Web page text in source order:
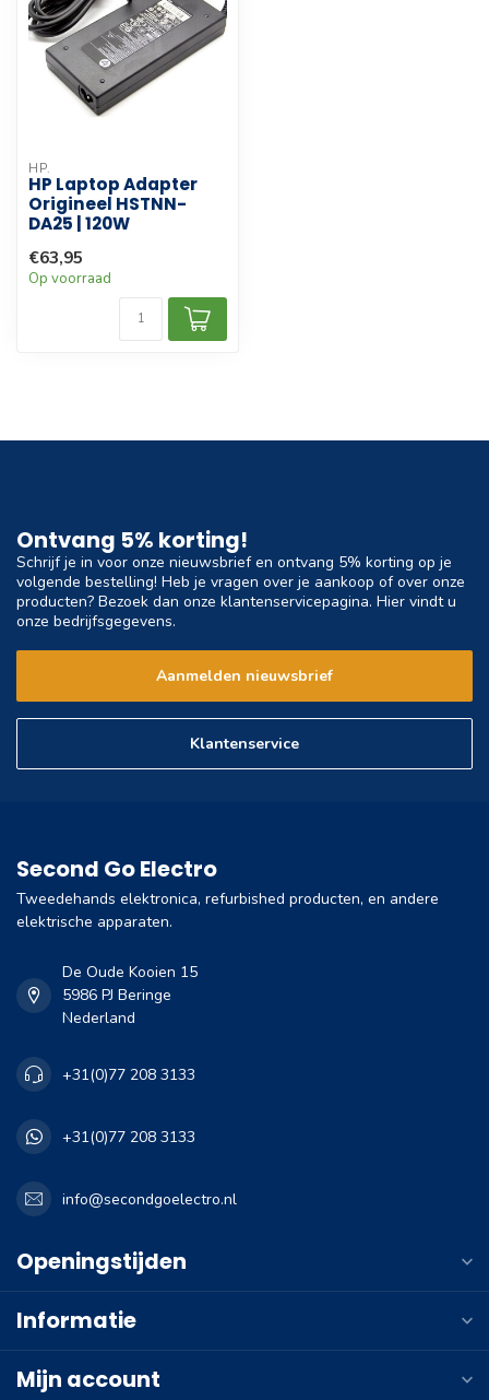
HP.
HP Laptop Adapter
Origineel HSTNN-
DA25 | 120W
€63,95
Op voorraad
Ontvang 5% korting!
Schrijf je in voor onze nieuwsbrief en ontvang 5% korting op je
volgende bestelling! Heb je vragen over je aankoop of over onze
producten? Bezoek dan onze klantenservicepagina. Hier vindt u
onze bedrijfsgegevens.
Aanmelden nieuwsbrief
Klantenservice
Second Go Electro
Tweedehands elektronica, refurbished producten, en andere
elektrische apparaten.
De Oude Kooien 15
5986 PJ Beringe
Nederland
+31(0)77 208 3133
+31(0)77 208 3133
info@secondgoelectro.nl
Openingstijden
Informatie
Mijn account